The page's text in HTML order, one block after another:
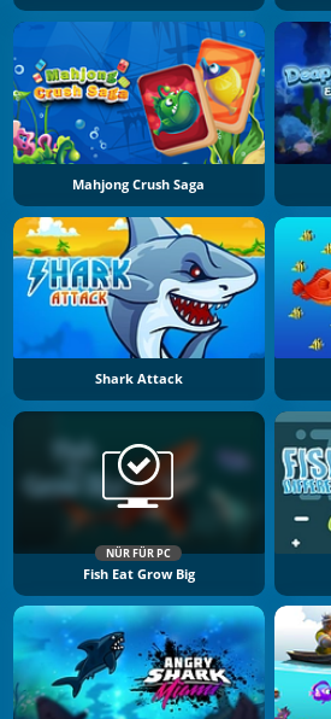
Mahjong Crush Saga
Shark Attack
NÜR FÜR PC
Fish Eat Grow Big